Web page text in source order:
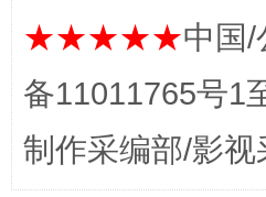
东山县通报“牛蛙产品抗生素
★★★★★中国/
备11011765号1
制作采编部/影